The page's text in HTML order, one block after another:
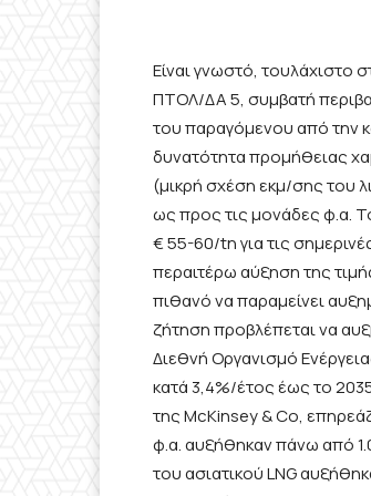
Είναι γνωστό, τουλάχιστο
ΠΤΟΛ/ΔΑ 5, συμβατή
του παραγόμενου από την
δυνατότητα προμήθειας
(μικρή σχέση εκμ/σης του
ως προς τις μονάδες φ.α.
€ 55-60/tn για τις
περαιτέρω αύξηση της
πιθανό να παραμείνει
ζήτηση προβλέπεται να
Διεθνή Οργανισμό
κατά 3,4%/έτος έως το
της McKinsey & Co,
φ.α. αυξήθηκαν πάνω από
του ασιατικού LNG